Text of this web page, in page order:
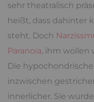
sehr theatralisch
heißt, dass dahinter
steht. Doch
Paranoia, ihm wollen
Die
inzwischen
innerlicher. Sie